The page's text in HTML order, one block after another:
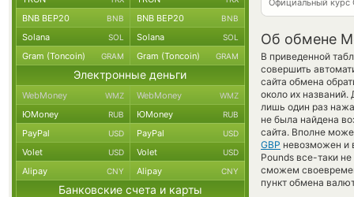
Официальный курс
Об обмене
В приведенной
совершить
сайта обмена
около их названий.
лишь один раз
не была найдена
сайта. Вполне
GBP невозможен и
Pounds все-таки
сможем
пункт обмена
BNB BEP20 BNB BNB BEP20 BNB
Solana SOL Solana SOL
Gram (Toncoin) GRAM Gram (Toncoin) GRAM
Электронные деньги
WebMoney WMZ WebMoney WMZ
ЮMoney RUB ЮMoney RUB
PayPal USD PayPal USD
Volet USD Volet USD
Alipay CNY Alipay CNY
Банковские счета и карты